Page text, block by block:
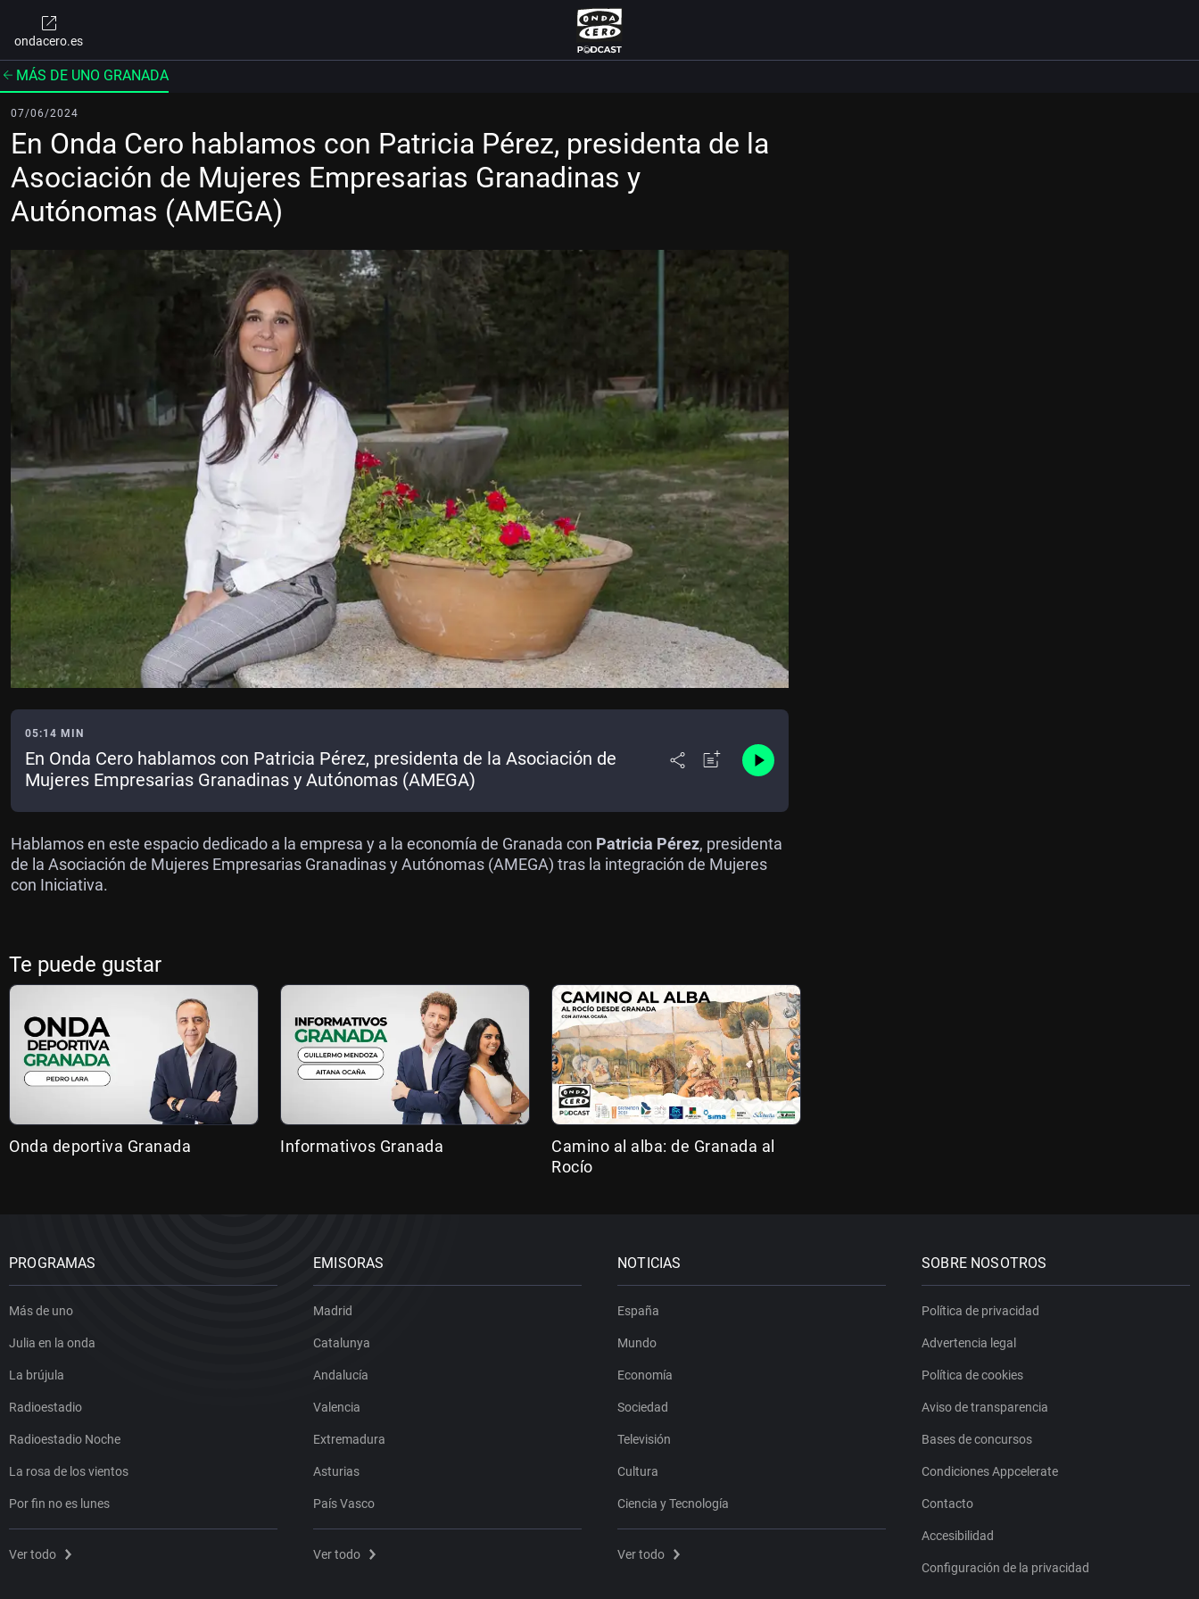
ondacero.es
MÁS DE UNO GRANADA
07/06/2024
En Onda Cero hablamos con Patricia Pérez, presidenta de la
Asociación de Mujeres Empresarias Granadinas y
Autónomas (AMEGA)
05:14 MIN
En Onda Cero hablamos con Patricia Pérez, presidenta de la Asociación de
Mujeres Empresarias Granadinas y Autónomas (AMEGA)
Hablamos en este espacio dedicado a la empresa y a la economía de Granada con Patricia Pérez, presidenta
de la Asociación de Mujeres Empresarias Granadinas y Autónomas (AMEGA) tras la integración de Mujeres
con Iniciativa.
Te puede gustar
Onda deportiva Granada Informativos Granada
Camino al alba: de Granada al
Rocío
PROGRAMAS
Más de uno
Julia en la onda
La brújula
Radioestadio
Radioestadio Noche
La rosa de los vientos
Por fin no es lunes
Ver todo
EMISORAS
Madrid
Catalunya
Andalucía
Valencia
Extremadura
Asturias
País Vasco
Ver todo
NOTICIAS
España
Mundo
Economía
Sociedad
Televisión
Cultura
Ciencia y Tecnología
Ver todo
SOBRE NOSOTROS
Política de privacidad
Advertencia legal
Política de cookies
Aviso de transparencia
Bases de concursos
Condiciones Appcelerate
Contacto
Accesibilidad
Configuración de la privacidad